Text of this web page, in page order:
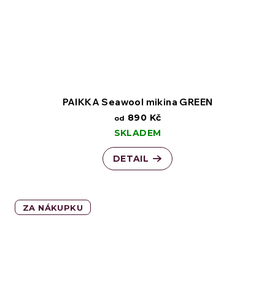
PAIKKA Seawool mikina GREEN
od 890 Kč
SKLADEM
DETAIL
ZA NÁKUPKU